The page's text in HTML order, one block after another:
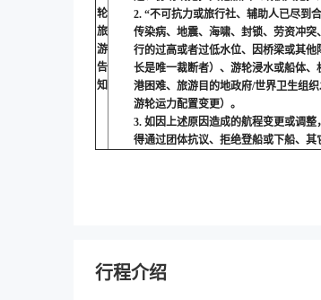
轮
旅
游
告
知
2. “不可抗力或旅行社、辅助人已尽到
传染病、地震、海啸、封锁、劳资冲
行的过高或者过低水位、因桥梁或其
长是唯一裁断者）、游轮浸水或船体
港困难、旅游目的地政府/世界卫生组
游轮运力配置变更）。
3. 如因上述原因造成的航程变更或调
得通过团体抗议、拒绝登船或下船、其
行程介绍